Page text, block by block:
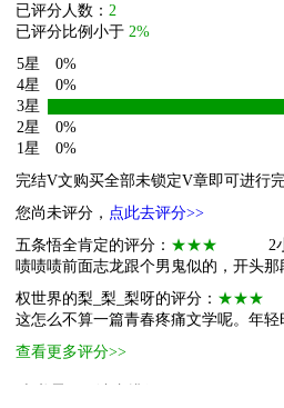
已评分人数： 2
已评分比例小于 2%
5星
0%
4星
0%
3星
2星
0%
1星
0%
完结V文购买全部未锁定V章即可进行
您尚未评分， 点此去评分>>
五条悟全肯定的评分： ★★★
2
啧啧啧前面志龙跟个男鬼似的，开头那
权世界的梨_梨_梨呀的评分： ★★★
这怎么不算一篇青春疼痛文学呢。年
查看更多评分>>